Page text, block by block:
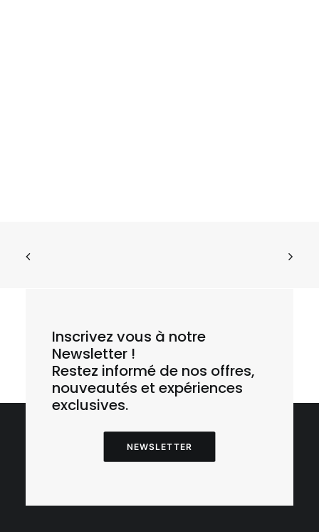
E1 – Cherbourg – Cité de la Mer – La Hague
Inscrivez vous à notre
Newsletter !
Restez informé de nos offres,
nouveautés et expériences
exclusives.
NEWSLETTER